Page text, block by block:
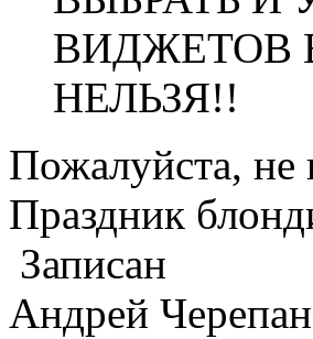
ВИДЖЕТОВ
НЕЛЬЗЯ!!
Пожалуйста, не
Праздник
Записан
Андрей